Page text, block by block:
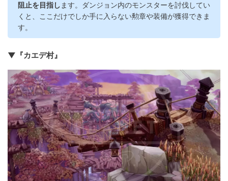
阻止を目指し ます。ダンジョン内のモンスターを討伐してい
くと、ここだけでしか手に入らない勲章や装備が獲得できま
す。
▼『カエデ村』